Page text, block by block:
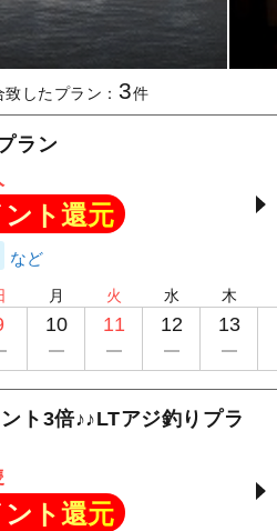
したプラン： 3件
ラン
ト還元
月
10
火
11
水
12
木
13
ト3倍♪♪LTアジ釣りプラ
ト還元